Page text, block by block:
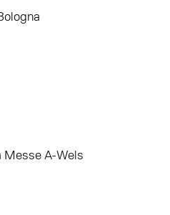
Messe A-Wels